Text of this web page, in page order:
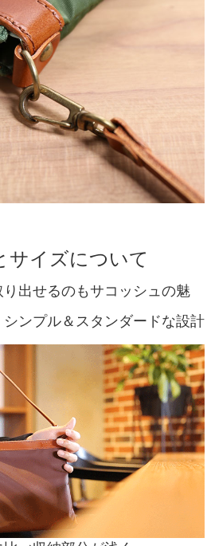
サイズについて
出せるのもサコッシュの魅
ンプル＆スタンダードな設計